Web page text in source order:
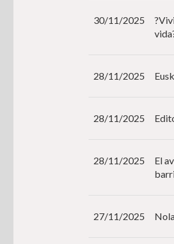
30/11/2025
28/11/2025
28/11/2025
28/11/2025
El
27/11/2025